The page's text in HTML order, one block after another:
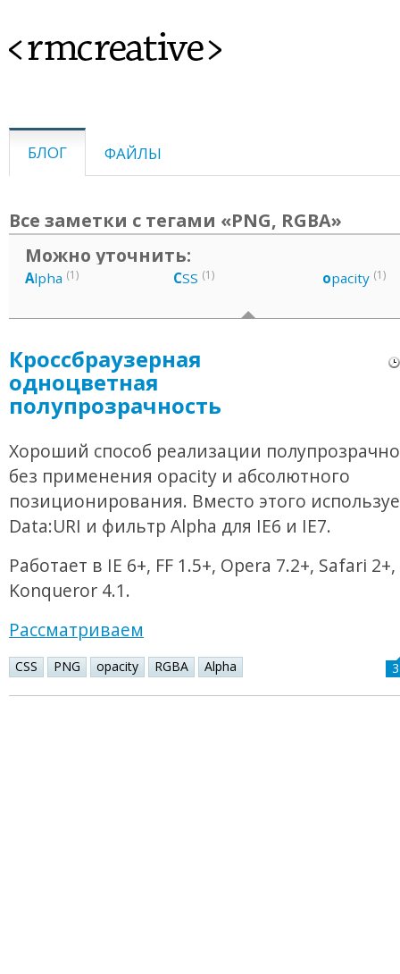
<rmcreative>
БЛОГ ФАЙЛЫ
Все заметки с тегами «PNG, RGBA»
Можно уточнить:
Alpha (1) CSS (1) opacity (1)
Кроссбраузерная
одноцветная
полупрозрачность
Хороший способ реализации
без применения opacity и абсолютного
позиционирования. Вместо этого
Data:URI и фильтр Alpha для IE6 и IE7.
Работает в IE 6+, FF 1.5+, Opera 7.2+, Safari
Konqueror 4.1.
Рассматриваем
CSS PNG opacity RGBA Alpha